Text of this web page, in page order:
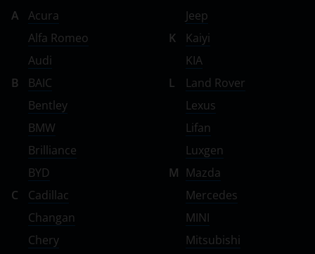
A
Acura
Alfa Romeo
Audi
B
BAIC
Bentley
BMW
Brilliance
BYD
C
Cadillac
Changan
Chery
Jeep
K
Kaiyi
KIA
L
Land Rover
Lexus
Lifan
Luxgen
M Mazda
Mercedes
MINI
Mitsubishi